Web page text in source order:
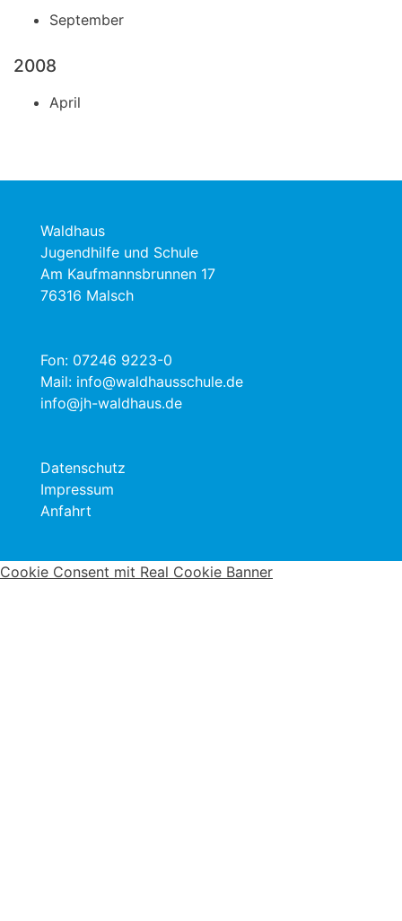
September
2008
April
Waldhaus
Jugendhilfe und Schule
Am Kaufmannsbrunnen 17
76316 Malsch
Fon: 07246 9223-0
Mail: info@waldhausschule.de
info@jh-waldhaus.de
Datenschutz
Impressum
Anfahrt
Cookie Consent mit Real Cookie Banner